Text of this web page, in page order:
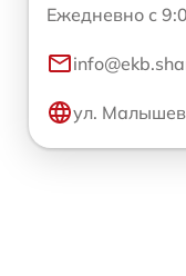
Ежедневно с
ул.